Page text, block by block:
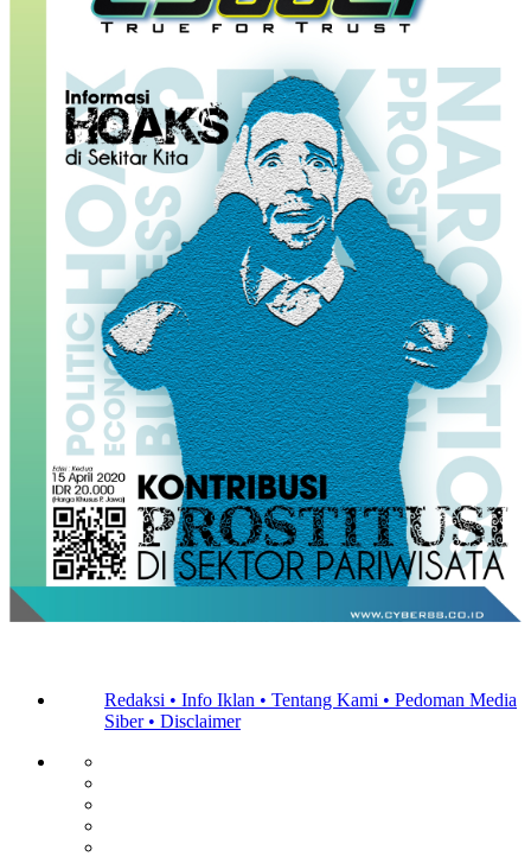
Redaksi • Info Iklan • Tentang Kami • Pedoman Media
Siber • Disclaimer